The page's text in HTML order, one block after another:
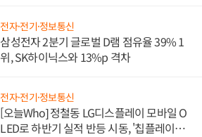
전자·전기·정보통신
삼성전자 2분기 글로벌 D램 점유율 39% 1
위, SK하이닉스와 13%p 격차
전자·전기·정보통신
[오늘Who] 정철동 LG디스플레이 모바일 O
LED로 하반기 실적 반등 시동, '칩플레이